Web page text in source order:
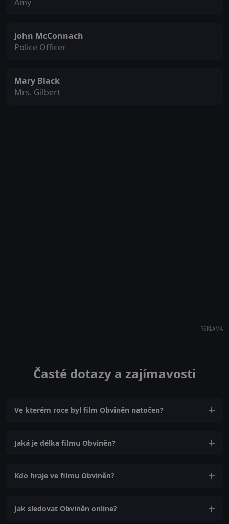
John McConnach
Police Officer
Mary Black
Mrs. Gilbert
REKLAMA
Časté dotazy a zajímavosti
Ve kterém roce byl film Obviněn natočen?
Jaká je délka filmu Obviněn?
Kdo hraje ve filmu Obviněn?
Jak sledovat Obviněn online?